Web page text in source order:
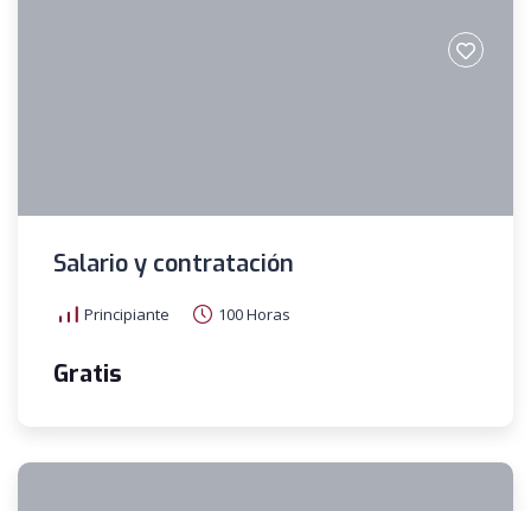
Salario y contratación
Principiante 100 Horas
Gratis